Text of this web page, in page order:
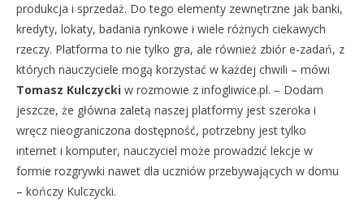
produkcja i sprzedaż. Do tego elementy zewnętrzne jak banki,
kredyty, lokaty, badania rynkowe i wiele różnych ciekawych
rzeczy. Platforma to nie tylko gra, ale również zbiór e-zadań, z
których nauczyciele mogą korzystać w każdej chwili – mówi
Tomasz Kulczycki w rozmowie z infogliwice.pl. – Dodam
jeszcze, że główna zaletą naszej platformy jest szeroka i
wręcz nieograniczona dostępność, potrzebny jest tylko
internet i komputer, nauczyciel może prowadzić lekcje w
formie rozgrywki nawet dla uczniów przebywających w domu
– kończy Kulczycki.